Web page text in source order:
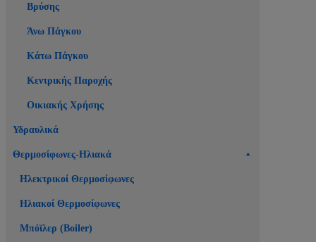
Βρύσης
Άνω Πάγκου
Κάτω Πάγκου
Κεντρικής Παροχής
Οικιακής Χρήσης
Υδραυλικά
Θερμοσίφωνες-Ηλιακά
Ηλεκτρικοί Θερμοσίφωνες
Ηλιακοί Θερμοσίφωνες
Μπόϊλερ (Boiler)